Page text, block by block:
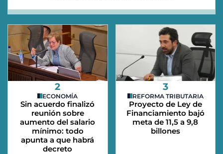
2
ECONOMÍA
Sin acuerdo finalizó
reunión sobre
aumento del salario
mínimo: todo
apunta a que habrá
decreto
3
REFORMA TRIBUTARIA
Proyecto de Ley de
Financiamiento bajó
meta de 11,5 a 9,8
billones